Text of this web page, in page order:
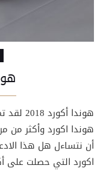
أن نتساءل هل هذا